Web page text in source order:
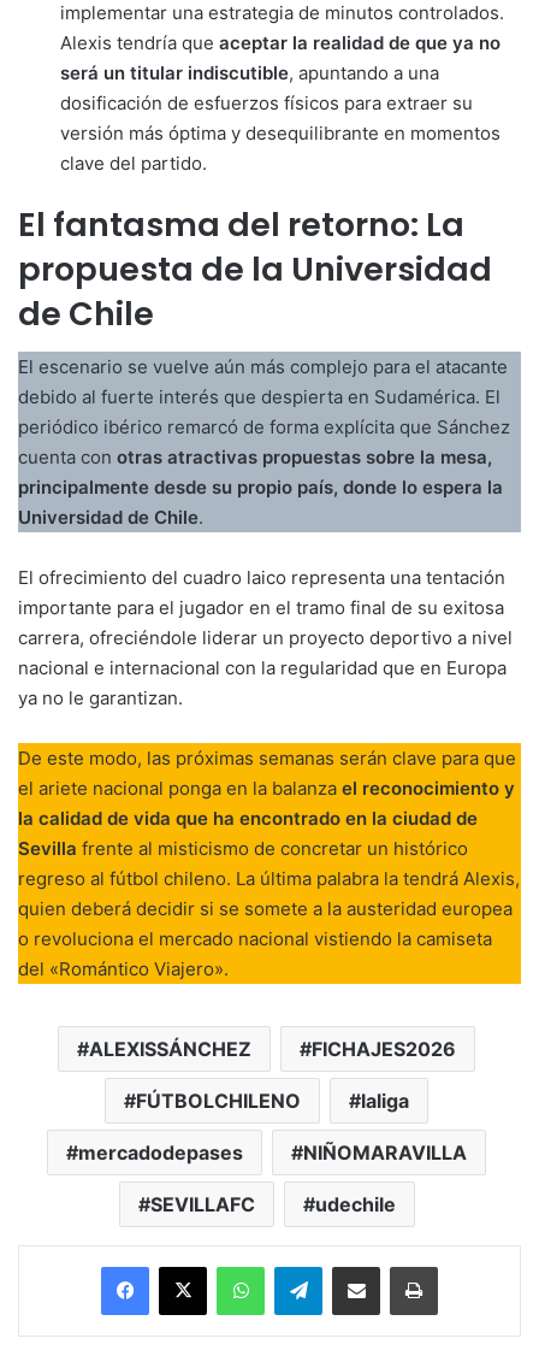
implementar una estrategia de minutos controlados.
Alexis tendría que aceptar la realidad de que ya no
será un titular indiscutible, apuntando a una
dosificación de esfuerzos físicos para extraer su
versión más óptima y desequilibrante en momentos
clave del partido.
El fantasma del retorno: La
propuesta de la Universidad
de Chile
El escenario se vuelve aún más complejo para el atacante
debido al fuerte interés que despierta en Sudamérica. El
periódico ibérico remarcó de forma explícita que Sánchez
cuenta con otras atractivas propuestas sobre la mesa,
principalmente desde su propio país, donde lo espera la
Universidad de Chile.
El ofrecimiento del cuadro laico representa una tentación
importante para el jugador en el tramo final de su exitosa
carrera, ofreciéndole liderar un proyecto deportivo a nivel
nacional e internacional con la regularidad que en Europa
ya no le garantizan.
De este modo, las próximas semanas serán clave para que
el ariete nacional ponga en la balanza el reconocimiento y
la calidad de vida que ha encontrado en la ciudad de
Sevilla frente al misticismo de concretar un histórico
regreso al fútbol chileno. La última palabra la tendrá Alexis,
quien deberá decidir si se somete a la austeridad europea
o revoluciona el mercado nacional vistiendo la camiseta
del «Romántico Viajero».
ALEXISSÁNCHEZ FICHAJES2026
FÚTBOLCHILENO laliga
mercadodepases NIÑOMARAVILLA
SEVILLAFC udechile
Facebook
X WhatsAppTelegramEnviar vía email Imprimir